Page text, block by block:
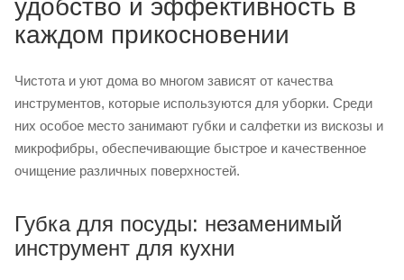
удобство и эффективность в
каждом прикосновении
Чистота и уют дома во многом зависят от качества
инструментов, которые используются для уборки. Среди
них особое место занимают губки и салфетки из вискозы и
микрофибры, обеспечивающие быстрое и качественное
очищение различных поверхностей.​
Губка для посуды: незаменимый
инструмент для кухни